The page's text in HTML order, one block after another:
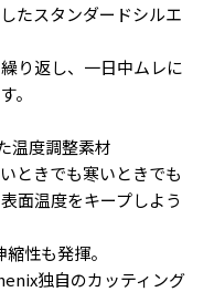
たスタンダードシルエ
り返し、一日中ムレに
。
温度調整素材
ときでも寒いときでも
面温度をキープしよう
性も発揮。
独自のカッティング